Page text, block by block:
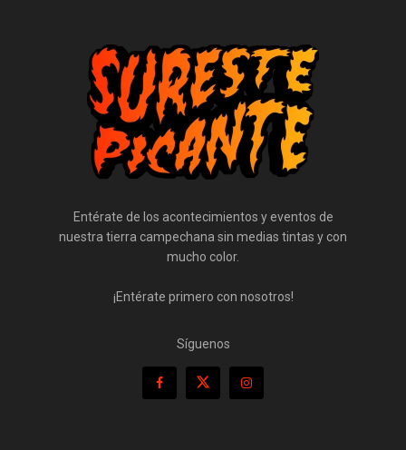
Entérate de los acontecimientos y eventos de
nuestra tierra campechana sin medias tintas y con
mucho color.
¡Entérate primero con nosotros!
Síguenos